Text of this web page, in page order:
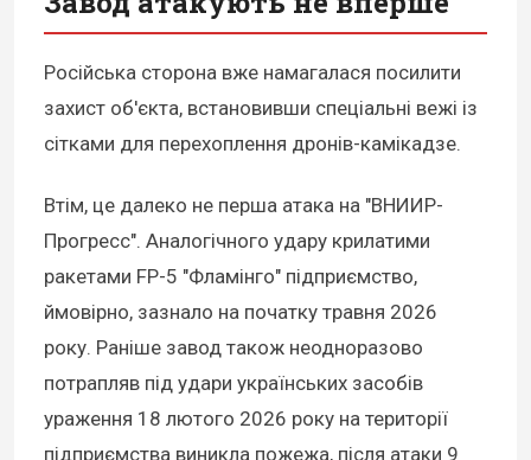
Російська сторона вже намагалася посилити
захист об'єкта, встановивши спеціальні вежі із
сітками для перехоплення дронів-камікадзе.
Втім, це далеко не перша атака на "ВНИИР-
Прогресс". Аналогічного удару крилатими
ракетами FP-5 "Фламінго" підприємство,
ймовірно, зазнало на початку травня 2026
року. Раніше завод також неодноразово
потрапляв під удари українських засобів
ураження 18 лютого 2026 року на території
підприємства виникла пожежа, після атаки 9